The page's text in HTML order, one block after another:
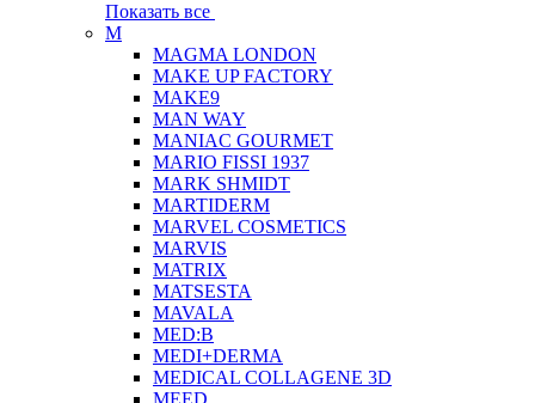
Показать все
M
MAGMA LONDON
MAKE UP FACTORY
MAKE9
MAN WAY
MANIAC GOURMET
MARIO FISSI 1937
MARK SHMIDT
MARTIDERM
MARVEL COSMETICS
MARVIS
MATRIX
MATSESTA
MAVALA
MED:B
MEDI+DERMA
MEDICAL COLLAGENE 3D
MEED